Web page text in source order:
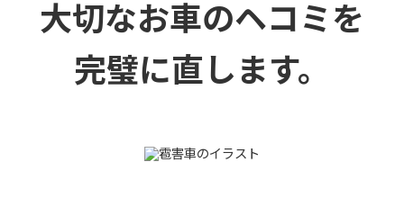
大切なお車のヘコミを
完璧に直します。